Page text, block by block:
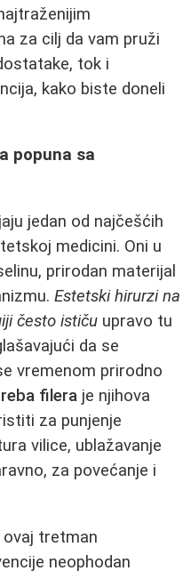
za cilj da vam pruži
tok i
kako biste doneli
popuna sa
jedan od najčešćih
medicini. Oni u
prirodan materijal
Estetski hirurzi na
često ističu upravo tu
da se
vremenom prirodno
filera je njihova
za punjenje
vilice, ublažavanje
za povećanje i
tretman
neophodan